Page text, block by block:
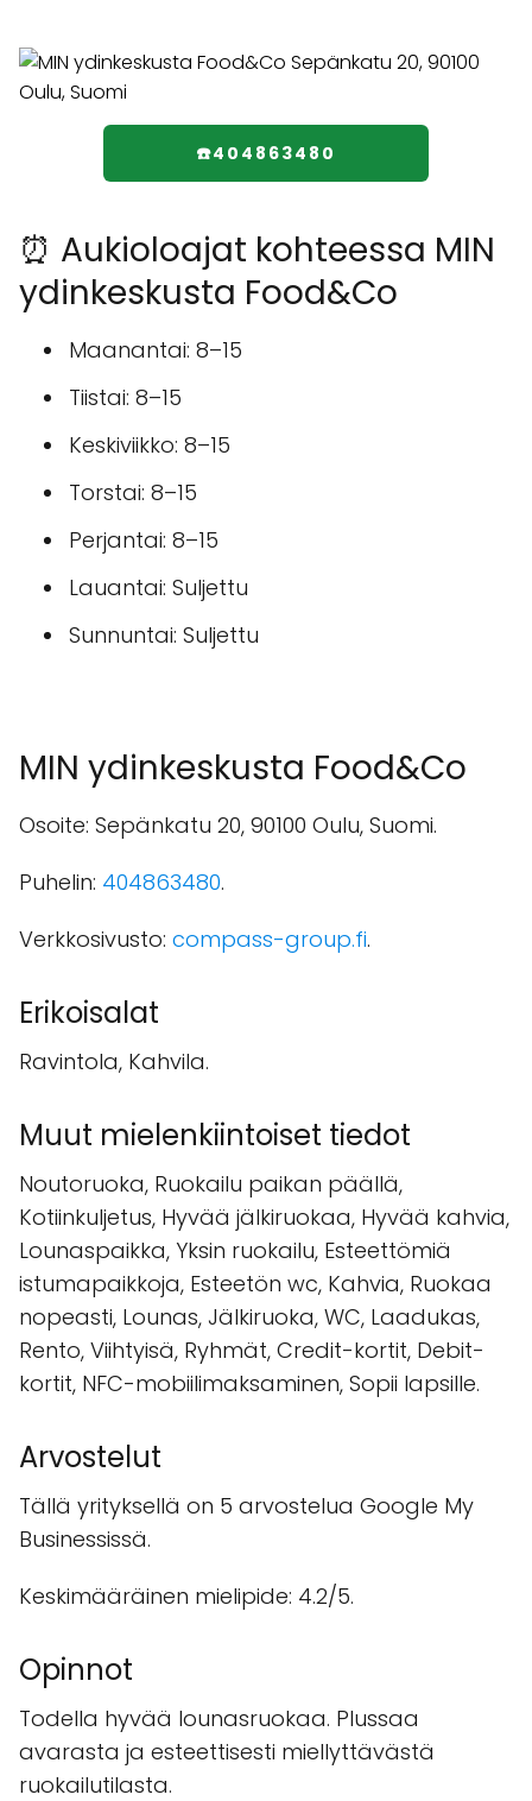
☎️404863480
⏰ Aukioloajat kohteessa MIN
ydinkeskusta Food&Co
Maanantai: 8–15
Tiistai: 8–15
Keskiviikko: 8–15
Torstai: 8–15
Perjantai: 8–15
Lauantai: Suljettu
Sunnuntai: Suljettu
MIN ydinkeskusta Food&Co
Osoite: Sepänkatu 20, 90100 Oulu, Suomi.
Puhelin: 404863480.
Verkkosivusto: compass-group.fi.
Erikoisalat
Ravintola, Kahvila.
Muut mielenkiintoiset tiedot
Noutoruoka, Ruokailu paikan päällä,
Kotiinkuljetus, Hyvää jälkiruokaa, Hyvää kahvia,
Lounaspaikka, Yksin ruokailu, Esteettömiä
istumapaikkoja, Esteetön wc, Kahvia, Ruokaa
nopeasti, Lounas, Jälkiruoka, WC, Laadukas,
Rento, Viihtyisä, Ryhmät, Credit-kortit, Debit-
kortit, NFC-mobiilimaksaminen, Sopii lapsille.
Arvostelut
Tällä yrityksellä on 5 arvostelua Google My
Businessissä.
Keskimääräinen mielipide: 4.2/5.
Opinnot
Todella hyvää lounasruokaa. Plussaa
avarasta ja esteettisesti miellyttävästä
ruokailutilasta.